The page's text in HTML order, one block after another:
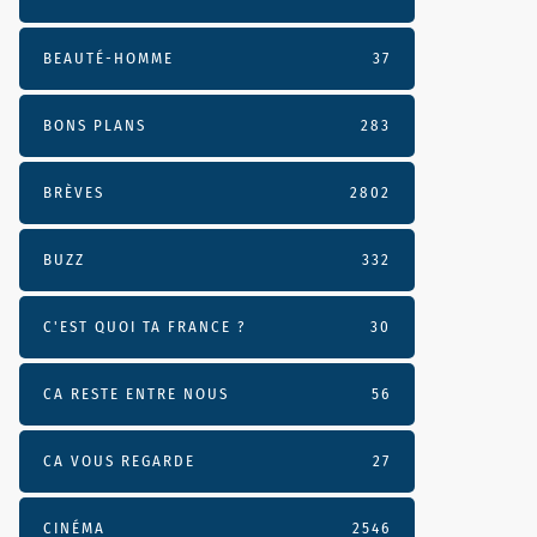
BEAUTÉ-HOMME 37
BONS PLANS 283
BRÈVES 2802
BUZZ 332
C'EST QUOI TA FRANCE ? 30
CA RESTE ENTRE NOUS 56
CA VOUS REGARDE 27
CINÉMA 2546